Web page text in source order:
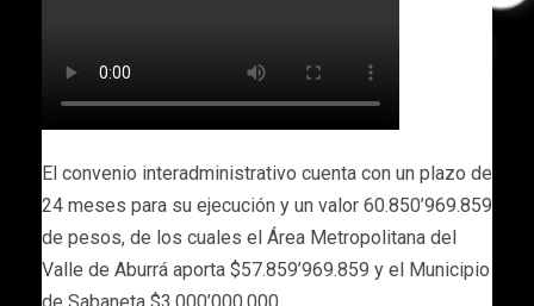
El convenio interadministrativo cuenta con un plazo de
24 meses para su ejecución y un valor 60.850’969.859
de pesos, de los cuales el Área Metropolitana del
Valle de Aburrá aporta $57.859’969.859 y el Municipio
de Sabaneta $3.000’000.000.